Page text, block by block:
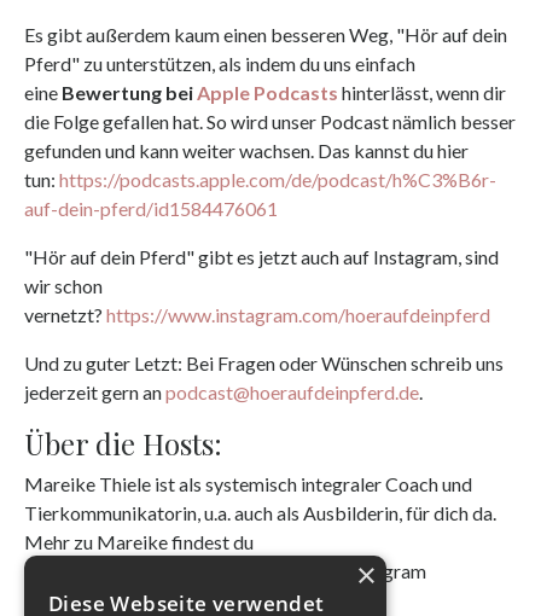
Es gibt außerdem kaum einen besseren Weg, "Hör auf dein
Pferd" zu unterstützen, als indem du uns einfach
eine Bewertung beiApple Podcasts hinterlässt, wenn dir
die Folge gefallen hat. So wird unser Podcast nämlich besser
gefunden und kann weiter wachsen. Das kannst du hier
tun: https://podcasts.apple.com/de/podcast/h%C3%B6r-
auf-dein-pferd/id1584476061
"Hör auf dein Pferd" gibt es jetzt auch auf Instagram, sind
wir schon
vernetzt? https://www.instagram.com/hoeraufdeinpferd
Und zu guter Letzt: Bei Fragen oder Wünschen schreib uns
jederzeit gern anpodcast@hoeraufdeinpferd.de.
Über die Hosts:
Mareike Thiele ist als systemisch integraler Coach und
Tierkommunikatorin, u.a. auch als Ausbilderin, für dich da.
Mehr zu Mareike findest du
unter
sowie auf Instagram
unter@mareikethiele.de
×
Diese Webseite verwendet